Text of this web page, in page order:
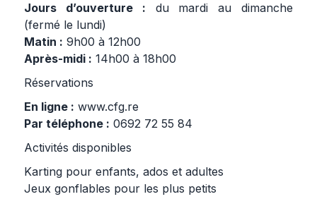
Jours d’ouverture : du mardi au dimanche
(fermé le lundi)
Matin : 9h00 à 12h00
Après-midi : 14h00 à 18h00
Réservations
En ligne : www.cfg.re
Par téléphone : 0692 72 55 84
Activités disponibles
Karting pour enfants, ados et adultes
Jeux gonflables pour les plus petits